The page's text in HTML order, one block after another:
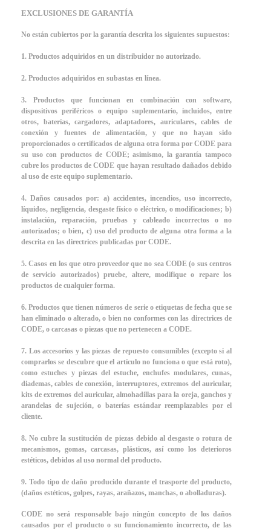
EXCLUSIONES DE GARANTÍA
No están cubiertos por la garantía descrita los siguientes supuestos:
1. Productos adquiridos en un distribuidor no autorizado.
2. Productos adquiridos en subastas en línea.
3. Productos que funcionan en combinación con software,
dispositivos periféricos o equipo suplementario, incluidos, entre
otros, baterías, cargadores, adaptadores, auriculares, cables de
conexión y fuentes de alimentación, y que no hayan sido
proporcionados o certificados de alguna otra forma por CODE para
su uso con productos de CODE; asimismo, la garantía tampoco
cubre los productos de CODE que hayan resultado dañados debido
al uso de este equipo suplementario.
4. Daños causados por: a) accidentes, incendios, uso incorrecto,
líquidos, negligencia, desgaste físico o eléctrico, o modificaciones; b)
instalación, reparación, pruebas y cableado incorrectos o no
autorizados; o bien, c) uso del producto de alguna otra forma a la
descrita en las directrices publicadas por CODE.
5. Casos en los que otro proveedor que no sea CODE (o sus centros
de servicio autorizados) pruebe, altere, modifique o repare los
productos de cualquier forma.
6. Productos que tienen números de serie o etiquetas de fecha que se
han eliminado o alterado, o bien no conformes con las directrices de
CODE, o carcasas o piezas que no pertenecen a CODE.
7. Los accesorios y las piezas de repuesto consumibles (excepto si al
comprarlos se descubre que el artículo no funciona o que está roto),
como estuches y piezas del estuche, enchufes modulares, cunas,
diademas, cables de conexión, interruptores, extremos del auricular,
kits de extremos del auricular, almohadillas para la oreja, ganchos y
arandelas de sujeción, o baterías estándar reemplazables por el
cliente.
8. No cubre la sustitución de piezas debido al desgaste o rotura de
mecanismos, gomas, carcasas, plásticos, así como los deterioros
estéticos, debidos al uso normal del producto.
9. Todo tipo de daño producido durante el trasporte del producto,
(daños estéticos, golpes, rayas, arañazos, manchas, o abolladuras).
CODE no será responsable bajo ningún concepto de los daños
causados por el producto o su funcionamiento incorrecto, de las